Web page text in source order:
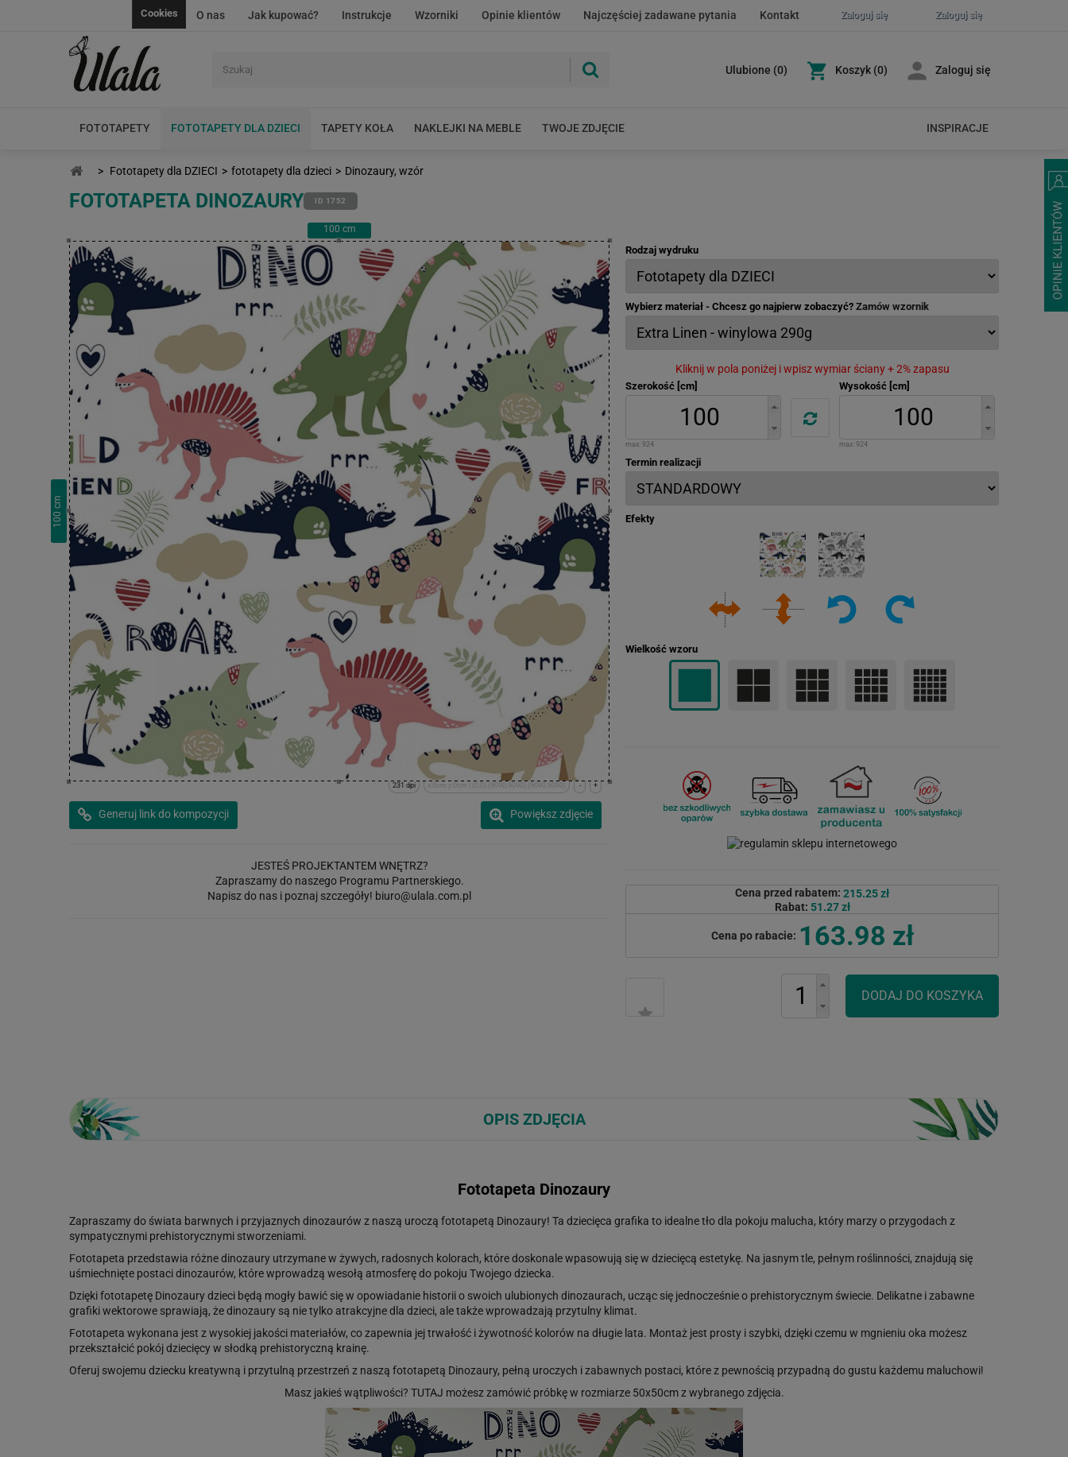
Zaloguj się
Zaloguj się
O nas Jak kupować? Instrukcje Wzorniki Opinie klientów Najczęściej zadawane pytania Kontakt
Cookies
Ulubione (0) Koszyk (0) Zaloguj się
FOTOTAPETY FOTOTAPETY DLA DZIECI TAPETY KOŁA NAKLEJKI NA MEBLE TWOJE ZDJĘCIE INSPIRACJE
> Fototapety dla DZIECI > fototapety dla dzieci > Dinozaury, wzór
FOTOTAPETA DINOZAURY ID 1752
100 cm
100
cm
+
-
x:0cm y:0cm | (0,0) (9090,9090) (9090,9090)
231 dpi
Powiększ zdjęcie
Generuj link do kompozycji
JESTEŚ PROJEKTANTEM WNĘTRZ?
Zapraszamy do naszego Programu Partnerskiego.
Napisz do nas i poznaj szczegóły! biuro@ulala.com.pl
Rodzaj wydruku
Wybierz materiał - Chcesz go najpierw zobaczyć? Zamów wzornik
Kliknij w pola poniżej i wpisz wymiar ściany + 2% zapasu
Szerokość [cm]
max: 924
Wysokość [cm]
max: 924
Termin realizacji
Efekty
Wielkość wzoru
Cena przed rabatem: 215.25 zł
Rabat: 51.27 zł
Cena po rabacie: 163.98 zł
OPIS ZDJĘCIA
Fototapeta Dinozaury
Zapraszamy do świata barwnych i przyjaznych dinozaurów z naszą uroczą fototapetą Dinozaury! Ta dziecięca grafika to idealne tło dla pokoju malucha, który marzy o przygodach z
sympatycznymi prehistorycznymi stworzeniami.
Fototapeta przedstawia różne dinozaury utrzymane w żywych, radosnych kolorach, które doskonale wpasowują się w dziecięcą estetykę. Na jasnym tle, pełnym roślinności, znajdują się
uśmiechnięte postaci dinozaurów, które wprowadzą wesołą atmosferę do pokoju Twojego dziecka.
Dzięki fototapetę Dinozaury dzieci będą mogły bawić się w opowiadanie historii o swoich ulubionych dinozaurach, ucząc się jednocześnie o prehistorycznym świecie. Delikatne i zabawne
grafiki wektorowe sprawiają, że dinozaury są nie tylko atrakcyjne dla dzieci, ale także wprowadzają przytulny klimat.
Fototapeta wykonana jest z wysokiej jakości materiałów, co zapewnia jej trwałość i żywotność kolorów na długie lata. Montaż jest prosty i szybki, dzięki czemu w mgnieniu oka możesz
przekształcić pokój dziecięcy w słodką prehistoryczną krainę.
Oferuj swojemu dziecku kreatywną i przytulną przestrzeń z naszą fototapetą Dinozaury, pełną uroczych i zabawnych postaci, które z pewnością przypadną do gustu każdemu maluchowi!
Masz jakieś wątpliwości? TUTAJ możesz zamówić próbkę w rozmiarze 50x50cm z wybranego zdjęcia.